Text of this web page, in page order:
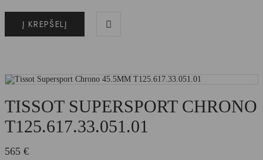
Į KREPŠELĮ
TISSOT SUPERSPORT CHRONO
T125.617.33.051.01
565 €